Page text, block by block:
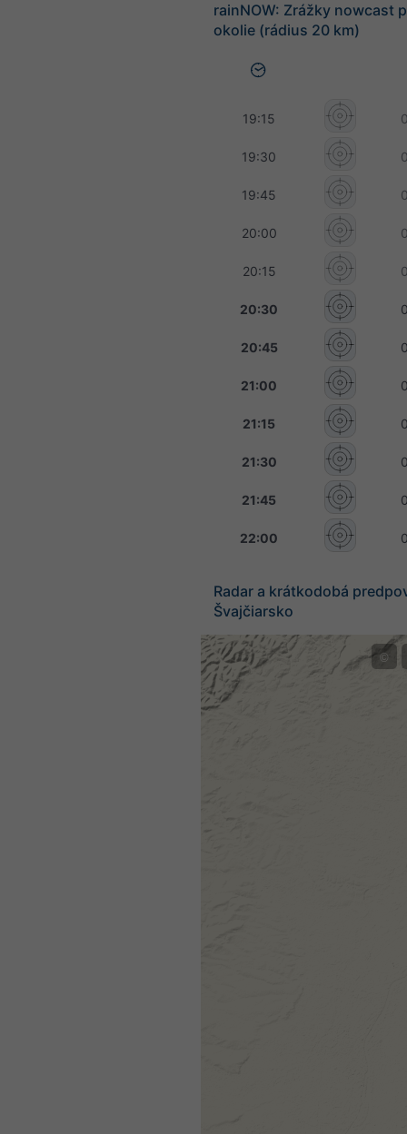
rainNOW: Zrážky nowcast
okolie (rádius 20 km)
19:15
19:30
19:45
20:00
20:15
20:30
20:45
21:00
21:15
21:30
21:45
22:00
Radar a krátkodobá
Švajčiarsko
©